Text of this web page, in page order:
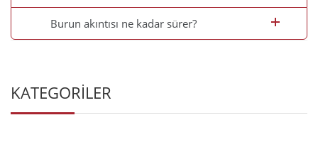
Burun akıntısı ne kadar sürer?
KATEGORİLER